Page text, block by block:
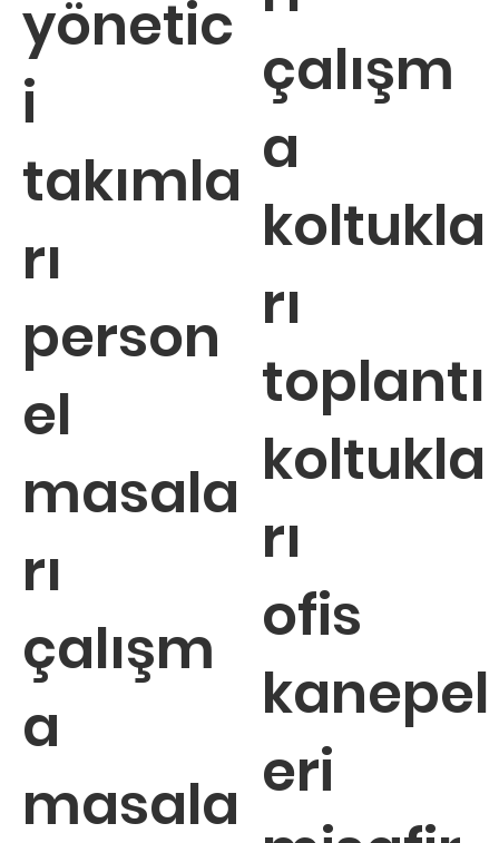
yönetic
i
takımla
rı
person
el
masala
rı
çalışm
a
masala
çalışm
a
koltukla
rı
toplantı
koltukla
rı
ofis
kanepel
eri